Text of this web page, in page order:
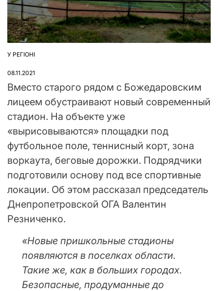
ОПУБЛІКУВАТИ
У РЕГІОНІ
08.11.2021
Вместо старого рядом с Божедаровским
лицеем обустраивают новый современный
стадион. На объекте уже
«вырисовываются» площадки под
футбольное поле, теннисный корт, зона
воркаута, беговые дорожки. Подрядчики
подготовили основу под все спортивные
локации. Об этом рассказал председатель
Днепропетровской ОГА Валентин
Резниченко.
«Новые пришкольные стадионы
появляются в поселках области.
Такие же, как в больших городах.
Безопасные, продуманные до